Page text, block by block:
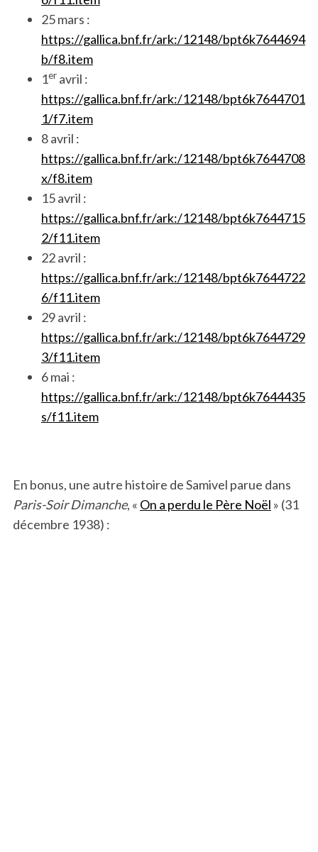
25 mars :
https://gallica.bnf.fr/ark:/12148/bpt6k7644694
b/f8.item
1eravril :
https://gallica.bnf.fr/ark:/12148/bpt6k7644701
1/f7.item
8 avril :
https://gallica.bnf.fr/ark:/12148/bpt6k7644708
x/f8.item
15 avril :
https://gallica.bnf.fr/ark:/12148/bpt6k7644715
2/f11.item
22 avril :
https://gallica.bnf.fr/ark:/12148/bpt6k7644722
6/f11.item
29 avril :
https://gallica.bnf.fr/ark:/12148/bpt6k7644729
3/f11.item
6 mai :
https://gallica.bnf.fr/ark:/12148/bpt6k7644435
s/f11.item
En bonus, une autre histoire de Samivel parue dans
Paris-Soir Dimanche, « On a perdu le Père Noël » (31
décembre 1938) :